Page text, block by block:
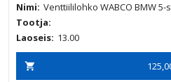
Nimi: Venttiililohko WABCO BMW 5-
Tootja:
Laoseis: 13.00